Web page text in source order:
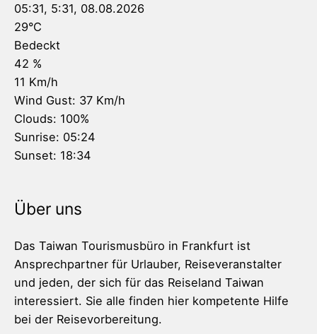
05:31, 5:31, 08.08.2026
29°C
Bedeckt
42 %
11 Km/h
Wind Gust: 37 Km/h
Clouds: 100%
Sunrise: 05:24
Sunset: 18:34
Über uns
Das Taiwan Tourismusbüro in Frankfurt ist
Ansprechpartner für Urlauber, Reiseveranstalter
und jeden, der sich für das Reiseland Taiwan
interessiert. Sie alle finden hier kompetente Hilfe
bei der Reisevorbereitung.